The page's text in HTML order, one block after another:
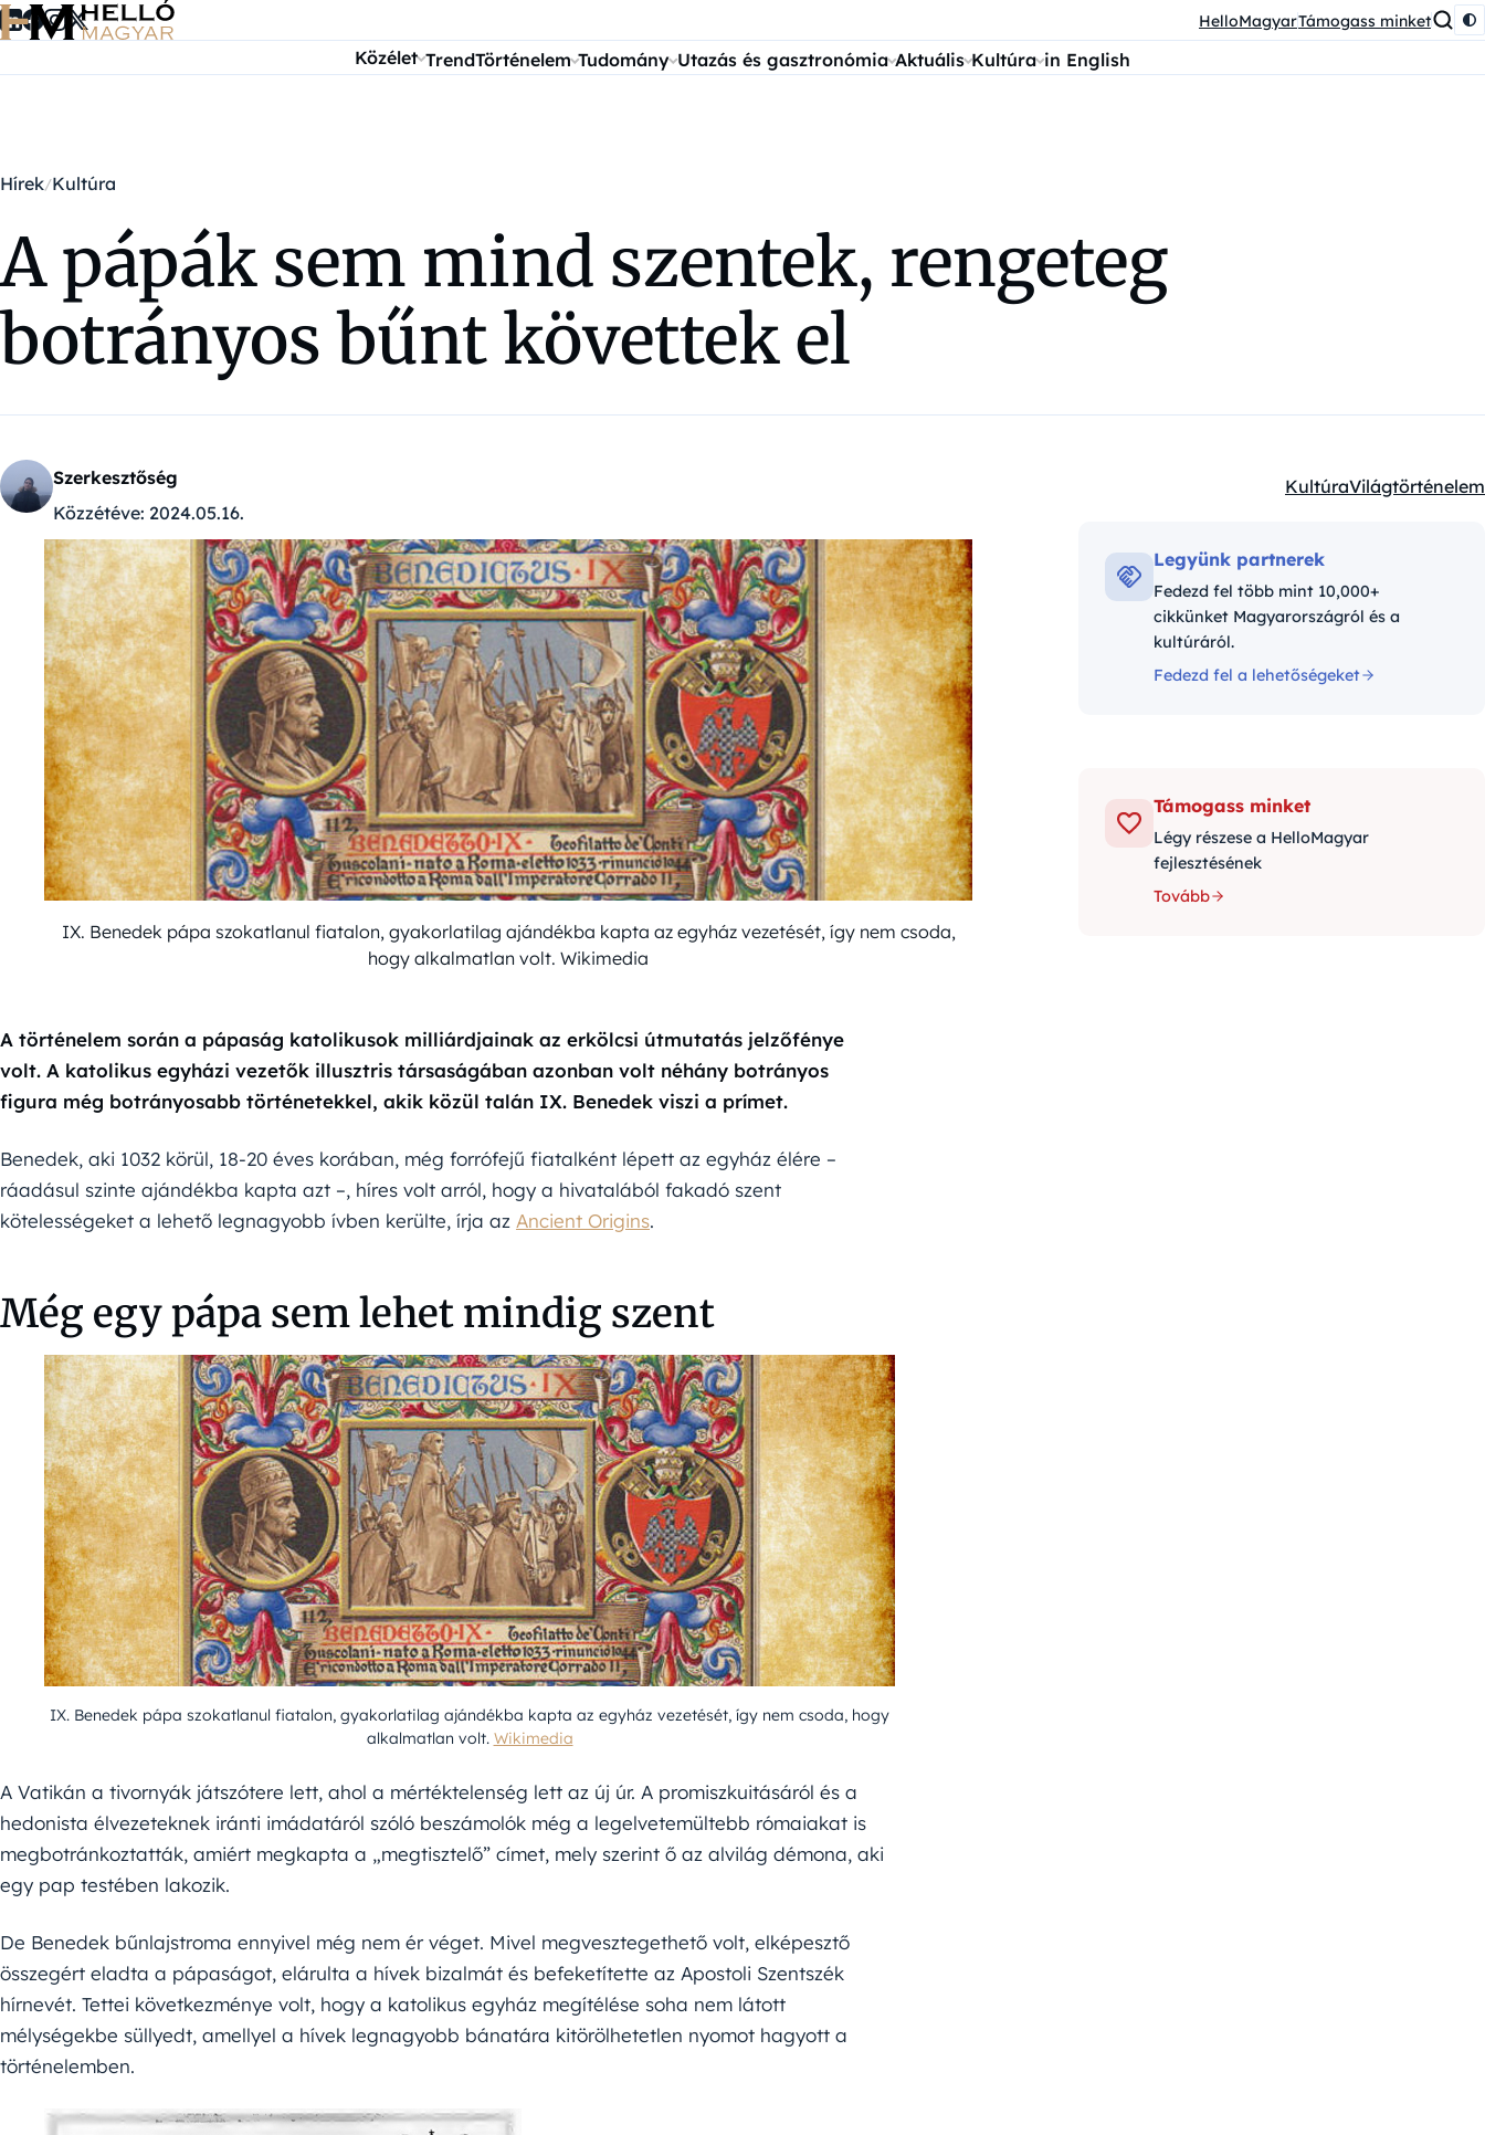
Ugrás a tartalomra HelloMagyarTámogass minket
Közélet TrendTörténelem Tudomány Utazás és gasztronómia Aktuális Kultúra in English
Hírek Kultúra
A pápák sem mind szentek, rengeteg
botrányos bűnt követtek el
Szerkesztőség
Közzétéve: 2024.05.16.
Kategóriák:
KultúraVilágtörténelem
IX. Benedek pápa szokatlanul fiatalon, gyakorlatilag ajándékba kapta az egyház vezetését, így nem csoda,
hogy alkalmatlan volt. Wikimedia
A történelem során a pápaság katolikusok milliárdjainak az erkölcsi útmutatás jelzőfénye
volt. A katolikus egyházi vezetők illusztris társaságában azonban volt néhány botrányos
figura még botrányosabb történetekkel, akik közül talán IX. Benedek viszi a prímet.
Benedek, aki 1032 körül, 18-20 éves korában, még forrófejű fiatalként lépett az egyház élére –
ráadásul szinte ajándékba kapta azt –, híres volt arról, hogy a hivatalából fakadó szent
kötelességeket a lehető legnagyobb ívben kerülte, írja az Ancient Origins.
Még egy pápa sem lehet mindig szent
IX. Benedek pápa szokatlanul fiatalon, gyakorlatilag ajándékba kapta az egyház vezetését, így nem csoda, hogy
alkalmatlan volt. Wikimedia
A Vatikán a tivornyák játszótere lett, ahol a mértéktelenség lett az új úr. A promiszkuitásáról és a
hedonista élvezeteknek iránti imádatáról szóló beszámolók még a legelvetemültebb rómaiakat is
megbotránkoztatták, amiért megkapta a „megtisztelő” címet, mely szerint ő az alvilág démona, aki
egy pap testében lakozik.
De Benedek bűnlajstroma ennyivel még nem ér véget. Mivel megvesztegethető volt, elképesztő
összegért eladta a pápaságot, elárulta a hívek bizalmát és befeketítette az Apostoli Szentszék
hírnevét. Tettei következménye volt, hogy a katolikus egyház megítélése soha nem látott
mélységekbe süllyedt, amellyel a hívek legnagyobb bánatára kitörölhetetlen nyomot hagyott a
történelemben.
Legyünk partnerek
Fedezd fel több mint 10,000+
cikkünket Magyarországról és a
kultúráról.
Fedezd fel a lehetőségeket
Támogass minket
Légy részese a HelloMagyar
fejlesztésének
Tovább